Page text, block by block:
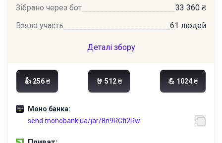
Зібрано через бот
33 360 ₴
Взяло участь
61 людей
Деталі збору
Моно банка:
send.monobank.ua/jar/8n9RGfi2Rw
👍 256 ₴ 🤘 512 ₴ 💪 1024 ₴